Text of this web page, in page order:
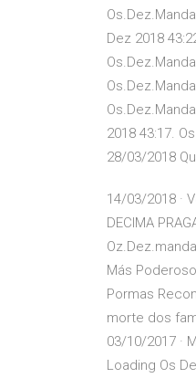
Dez 2018
2018 43:17.
28/03/2018
14/03/2018 ·
DECIMA
Más
Pormas
morte dos
03/10/2017 ·
Loading Os